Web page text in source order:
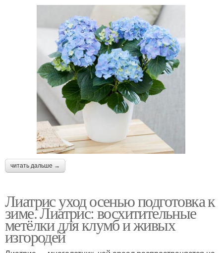
читать дальше →
Лиатрис уход осенью подготовка к
зиме. Лиатрис: восхитительные
метёлки для клумб и живых
изгородей